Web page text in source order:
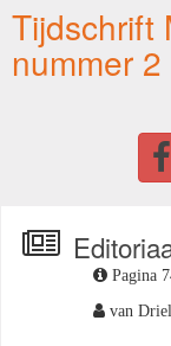
Tijdschrift
nummer
Pagina
van